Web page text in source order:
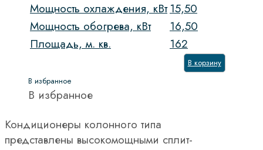
Мощность охлаждения, кВт 15,50
Мощность обогрева, кВт
16,50
Площадь, м. кв.
162
В корзину
В избранное
В избранное
Кондиционеры колонного типа
представлены высокомощными сплит-